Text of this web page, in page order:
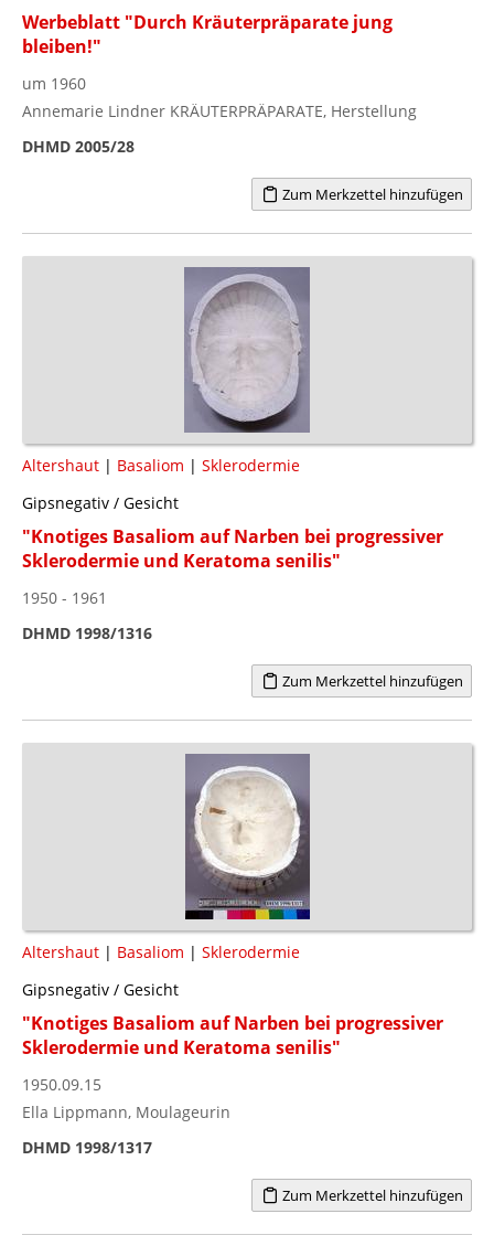
Werbeblatt "Durch Kräuterpräparate jung
bleiben!"
um 1960
Annemarie Lindner KRÄUTERPRÄPARATE, Herstellung
DHMD 2005/28
Zum Merkzettel hinzufügen
Altershaut | Basaliom | Sklerodermie
Gipsnegativ / Gesicht
"Knotiges Basaliom auf Narben bei progressiver
Sklerodermie und Keratoma senilis"
1950 - 1961
DHMD 1998/1316
Zum Merkzettel hinzufügen
Altershaut | Basaliom | Sklerodermie
Gipsnegativ / Gesicht
"Knotiges Basaliom auf Narben bei progressiver
Sklerodermie und Keratoma senilis"
1950.09.15
Ella Lippmann, Moulageurin
DHMD 1998/1317
Zum Merkzettel hinzufügen